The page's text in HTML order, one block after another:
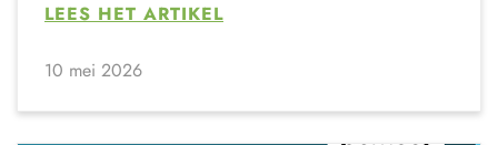
LEES HET ARTIKEL
10 mei 2026